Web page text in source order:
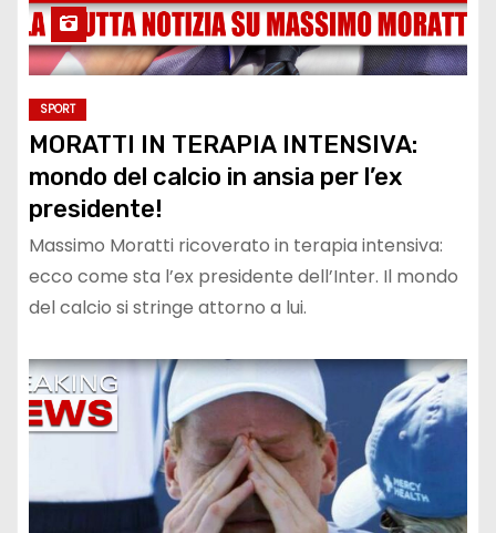
SPORT
MORATTI IN TERAPIA INTENSIVA:
mondo del calcio in ansia per l’ex
presidente!
Massimo Moratti ricoverato in terapia intensiva:
ecco come sta l’ex presidente dell’Inter. Il mondo
del calcio si stringe attorno a lui.